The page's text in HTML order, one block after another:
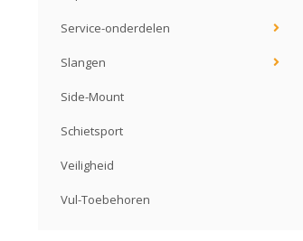
Service-onderdelen
Slangen
Side-Mount
Schietsport
Veiligheid
Vul-Toebehoren